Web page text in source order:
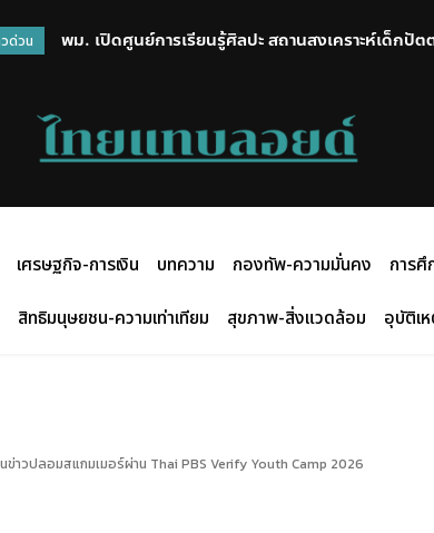
ด่วน
พม. เปิดศูนย์การเรียนรู้ศิลปะ สถานสงเคราะห์เด็กปัต
สรุปภาวะการซื้อขายในตลาดหลักทรัพย์แห่งประเทศไ
เศรษฐกิจ-การเงิน บทความ กองทัพ-ความมั่นคง การศึ
สิทธิมนุษยชน-ความเท่าเทียม สุขภาพ-สิ่งแวดล้อม อุบัติเ
ข่าวปลอมสแกมเมอร์ผ่าน Thai PBS Verify Youth Camp 2026